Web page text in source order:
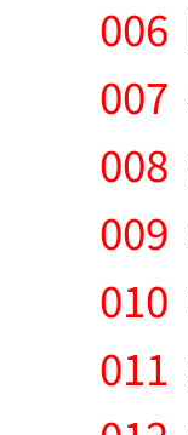
006
007
008
009
010
011